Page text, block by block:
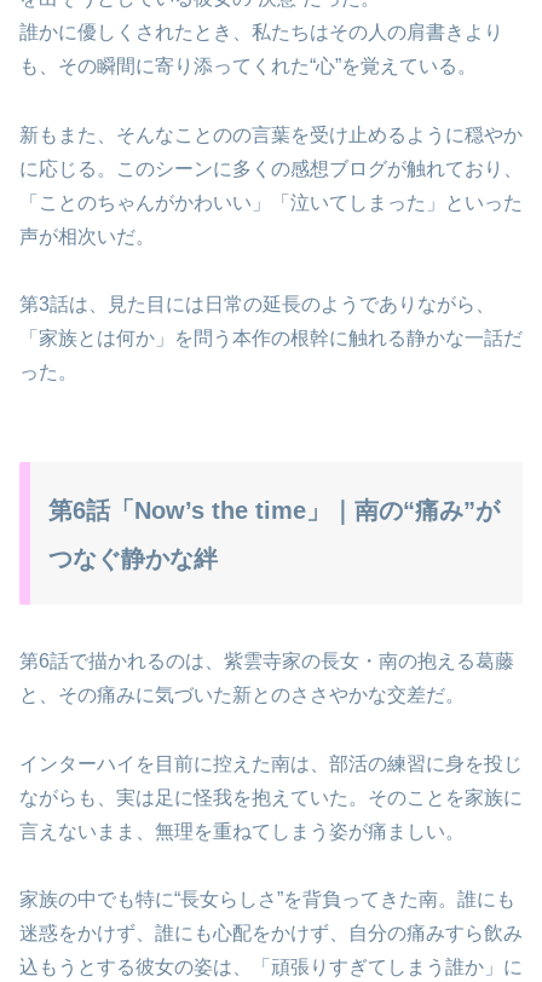
誰かに優しくされたとき、私たちはその人の肩書きより
も、その瞬間に寄り添ってくれた“心”を覚えている。
新もまた、そんなことのの言葉を受け止めるように穏やか
に応じる。このシーンに多くの感想ブログが触れており、
「ことのちゃんがかわいい」「泣いてしまった」といった
声が相次いだ。
第3話は、見た目には日常の延長のようでありながら、
「家族とは何か」を問う本作の根幹に触れる静かな一話だ
った。
第6話「Now’s the time」｜南の“痛み”が
つなぐ静かな絆
第6話で描かれるのは、紫雲寺家の長女・南の抱える葛藤
と、その痛みに気づいた新とのささやかな交差だ。
インターハイを目前に控えた南は、部活の練習に身を投じ
ながらも、実は足に怪我を抱えていた。そのことを家族に
言えないまま、無理を重ねてしまう姿が痛ましい。
家族の中でも特に“長女らしさ”を背負ってきた南。誰にも
迷惑をかけず、誰にも心配をかけず、自分の痛みすら飲み
込もうとする彼女の姿は、「頑張りすぎてしまう誰か」に